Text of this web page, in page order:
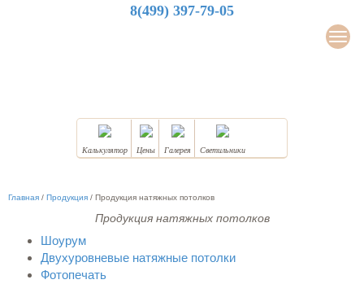
8(499) 397-79-05
Калькулятор Цены Галерея Светильники
Главная / Продукция / Продукция натяжных потолков
Продукция натяжных потолков
Шоурум
Двухуровневые натяжные потолки
Фотопечать